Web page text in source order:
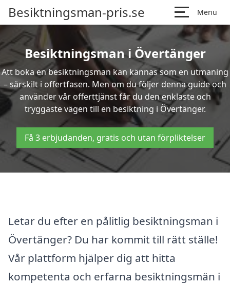
Besiktningsman-pris.se Menu
Besiktningsman i Övertänger
Att boka en besiktningsman kan kännas som en utmaning
– särskilt i offertfasen. Men om du följer denna guide och
använder vår offerttjänst får du den enklaste och
tryggaste vägen till en besiktning i Övertänger.
Få 3 erbjudanden, gratis och utan förpliktelser
Letar du efter en pålitlig besiktningsman i
Övertänger? Du har kommit till rätt ställe!
Vår plattform hjälper dig att hitta
kompetenta och erfarna besiktningsmän i